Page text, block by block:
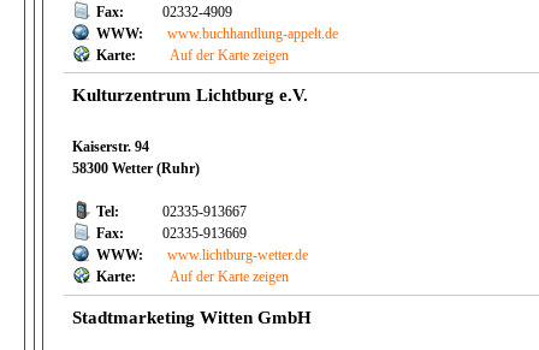
Fax:
02332-4909
WWW:
www.buchhandlung-appelt.de
Karte:
Auf der Karte zeigen
Kulturzentrum Lichtburg e.V.
Kaiserstr. 94
58300 Wetter (Ruhr)
Tel:
02335-913667
Fax:
02335-913669
WWW:
www.lichtburg-wetter.de
Karte:
Auf der Karte zeigen
Stadtmarketing Witten GmbH